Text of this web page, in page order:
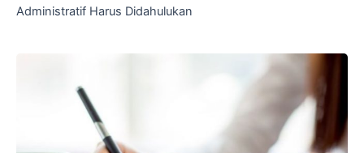
Administratif Harus Didahulukan